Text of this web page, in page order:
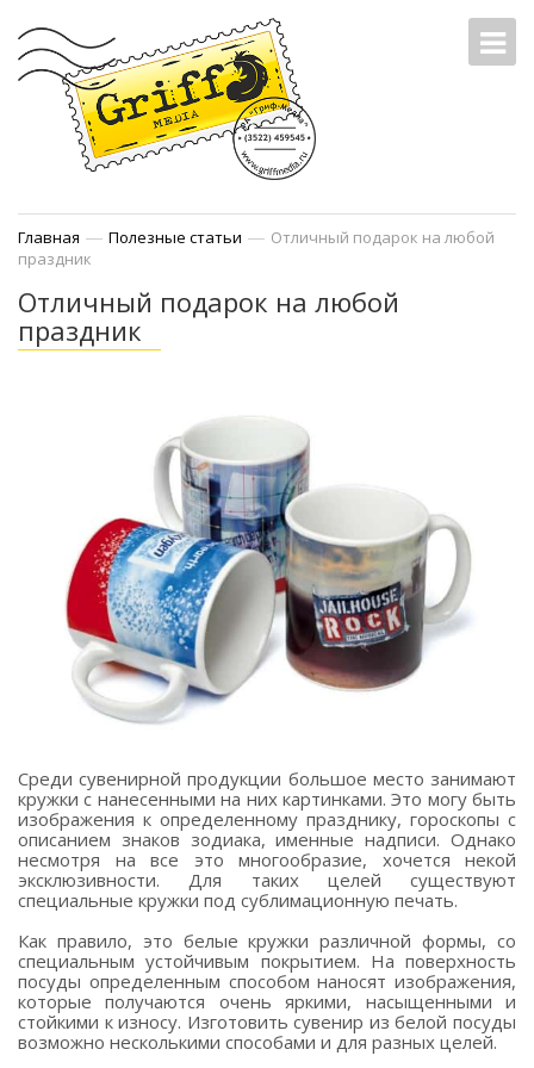
Главная — Полезные статьи — Отличный подарок на любой
праздник
Отличный подарок на любой
праздник
Среди сувенирной продукции большое место занимают
кружки с нанесенными на них картинками. Это могу быть
изображения к определенному празднику, гороскопы с
описанием знаков зодиака, именные надписи. Однако
несмотря на все это многообразие, хочется некой
эксклюзивности. Для таких целей существуют
специальные кружки под сублимационную печать.
Как правило, это белые кружки различной формы, со
специальным устойчивым покрытием. На поверхность
посуды определенным способом наносят изображения,
которые получаются очень яркими, насыщенными и
стойкими к износу. Изготовить сувенир из белой посуды
возможно несколькими способами и для разных целей.